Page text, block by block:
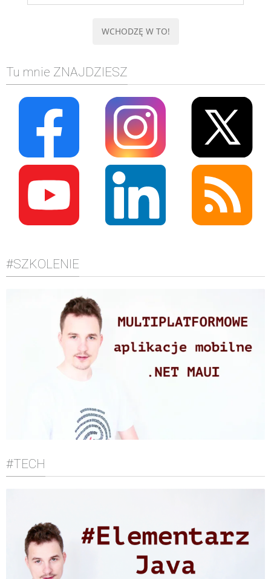
SQL
TESTOWANIE
SIECI
WYDARZENIA
BIZNES
PO GODZINACH
KONTAKT
Tu mnie ZNAJDZIESZ
#SZKOLENIE
#TECH